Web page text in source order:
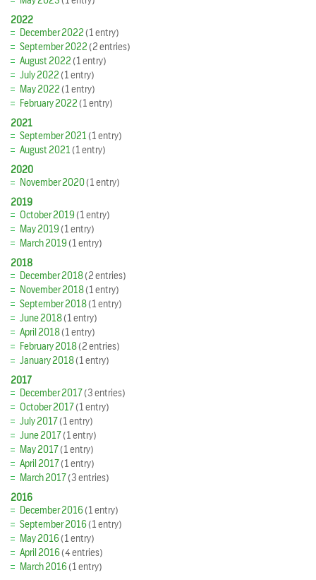
2022
December 2022(1 entry)
September 2022(2 entries)
August 2022(1 entry)
July 2022(1 entry)
May 2022(1 entry)
February 2022(1 entry)
2021
September 2021(1 entry)
August 2021(1 entry)
2020
November 2020(1 entry)
2019
October 2019(1 entry)
May 2019(1 entry)
March 2019(1 entry)
2018
December 2018(2 entries)
November 2018(1 entry)
September 2018(1 entry)
June 2018(1 entry)
April 2018(1 entry)
February 2018(2 entries)
January 2018(1 entry)
2017
December 2017(3 entries)
October 2017(1 entry)
July 2017(1 entry)
June 2017(1 entry)
May 2017(1 entry)
April 2017(1 entry)
March 2017(3 entries)
2016
December 2016(1 entry)
September 2016(1 entry)
May 2016(1 entry)
April 2016(4 entries)
March 2016(1 entry)